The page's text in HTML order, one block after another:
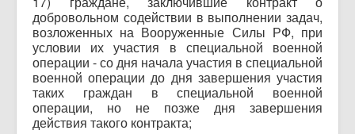
добровольном содействии в выполнении задач,
возложенных на Вооруженные Силы РФ, при
условии их участия в специальной военной
операции - со дня начала участия в специальной
военной операции до дня завершения участия
таких граждан в специальной военной
операции, но не позже дня завершения
действия такого контракта;